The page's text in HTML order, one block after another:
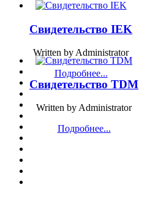
Свидетельство IEK
Written by Administrator
Подробнее...
Свидетельство TDM
Written by Administrator
Подробнее...